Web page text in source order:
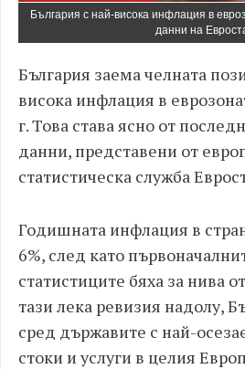
България с най-висока инфлация в
данни на
България заема челната
висока инфлация в
г. Това става ясно от
данни, представени от
статистическа служба
Годишната инфлация в
6%, след като
статистиците бяха за нива
тази лека ревизия надолу,
сред държавите с най-
стоки и услуги в целия